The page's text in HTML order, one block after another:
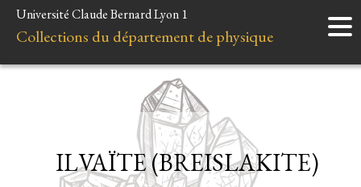
Accueil
Instruments
Liens et ressources
Université Claude Bernard Lyon 1
Collections du département de physique
ILVAÏTE (BREISLAKITE)